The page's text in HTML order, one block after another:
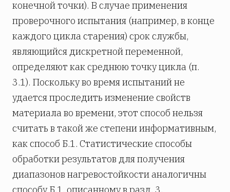
конечной точки). В случае применения
проверочного испытания (например, в конце
каждого цикла старения) срок службы,
являющийся дискретной переменной,
определяют как среднюю точку цикла (п.
3.1). Поскольку во время испытаний не
удается проследить изменение свойств
материала во времени, этот способ нельзя
считать в такой же степени информативным,
как способ Б.1. Статистические способы
обработки результатов для получения
диапазонов нагревостойкости аналогичны
способу Б.1, описанному в разд. 3.